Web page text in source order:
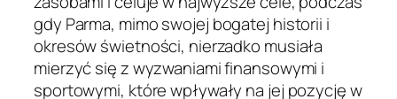
gdy Parma, mimo swojej bogatej historii i
okresów świetności, nierzadko musiała
mierzyć się z wyzwaniami finansowymi i
sportowymi, które wpływały na jej pozycję w